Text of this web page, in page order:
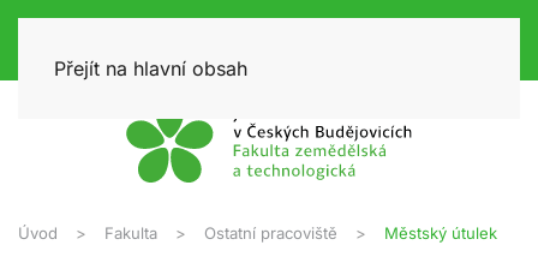
Přejít na hlavní obsah
Úvod Fakulta Ostatní pracoviště Městský útulek